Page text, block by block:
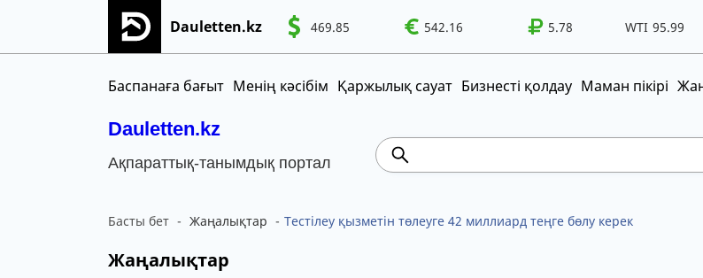
Dauletten.kz 469.85 542.16 5.78
WTI Brent 100.41 WTI 95.99
Баспанаға бағыт Менің кәсібім Қаржылық сауат Бизнесті қолдау Маман пікірі
Dauletten.kz
Ақпараттық-танымдық портал
Сіздің өтінішіңіз сәтті жіберілді, Рақмет!
Басты бет Жаңалықтар Тестілеу қызметін төлеуге 42 миллиард теңге бөлу керек
Жаңалықтар